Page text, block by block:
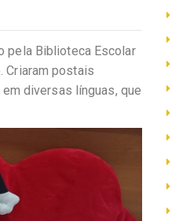
pela Biblioteca Escolar
Criaram postais
diversas línguas, que